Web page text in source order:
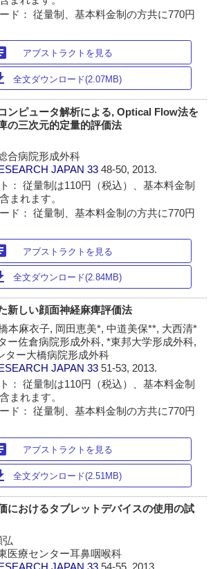
ド： 従量制、基本料金制の方共に770円
アブストラクトを見る
全文ダウンロード(2.07MB)
ンピュータ解析による, Optical Flow法を
の三次元的定量的評価法
合病院形成外科
JAPAN 3348-50, 2013.
： 従量制は110円（税込）、基本料金制
まれます。
ド： 従量制、基本料金制の方共に770円
アブストラクトを見る
全文ダウンロード(2.84MB)
新しい顔面神経麻痺評価法
本麻衣子, 岡田恵美*, 中道美保**, 大西清*
ー佐倉病院形成外科, *東邦大学形成外科,
ター大橋病院形成外科
JAPAN 3351-53, 2013.
： 従量制は110円（税込）、基本料金制
まれます。
ド： 従量制、基本料金制の方共に770円
アブストラクトを見る
全文ダウンロード(2.51MB)
におけるタブレットデバイスの使用の試
弘
医療センター耳鼻咽喉科
JAPAN 3354-55, 2013.